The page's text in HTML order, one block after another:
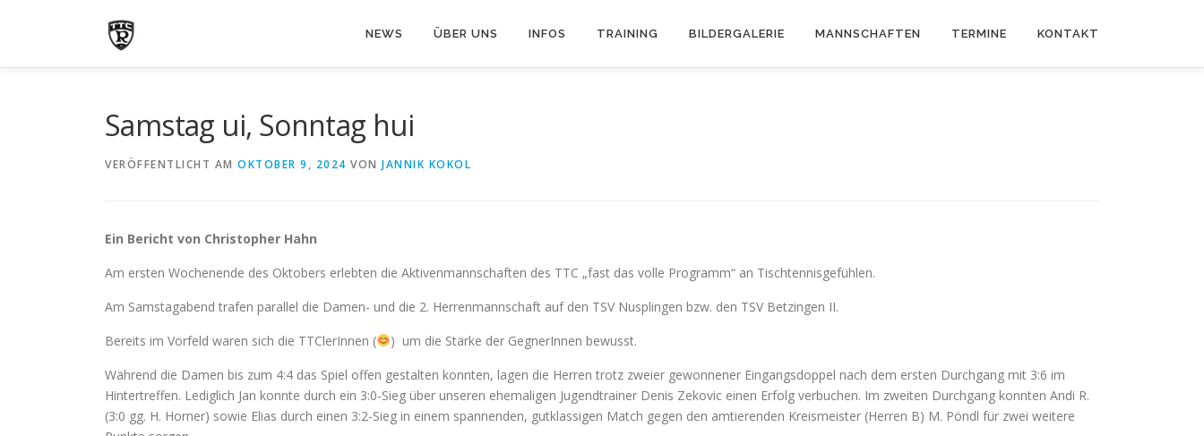
NEWS ÜBER UNS INFOS TRAINING BILDERGALERIE MANNSCHAFTEN TERMINE KONTAKT
Samstag ui, Sonntag hui
VERÖFFENTLICHT AM OKTOBER 9, 2024 VON JANNIK KOKOL
Ein Bericht von Christopher Hahn
Am ersten Wochenende des Oktobers erlebten die Aktivenmannschaften des TTC „fast das volle Programm“ an Tischtennisgefühlen.
Am Samstagabend trafen parallel die Damen- und die 2. Herrenmannschaft auf den TSV Nusplingen bzw. den TSV Betzingen II.
Bereits im Vorfeld waren sich die TTClerInnen (
) um die Stärke der GegnerInnen bewusst.
Während die Damen bis zum 4:4 das Spiel offen gestalten konnten, lagen die Herren trotz zweier gewonnener Eingangsdoppel nach dem ersten Durchgang mit 3:6 im
Hintertreffen. Lediglich Jan konnte durch ein 3:0-Sieg über unseren ehemaligen Jugendtrainer Denis Zekovic einen Erfolg verbuchen. Im zweiten Durchgang konnten Andi R.
(3:0 gg. H. Horner) sowie Elias durch einen 3:2-Sieg in einem spannenden, gutklassigen Match gegen den amtierenden Kreismeister (Herren B) M. Pöndl für zwei weitere